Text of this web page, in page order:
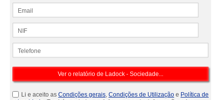
Li e aceito as Condições gerais, Condições de Utilização e Política de